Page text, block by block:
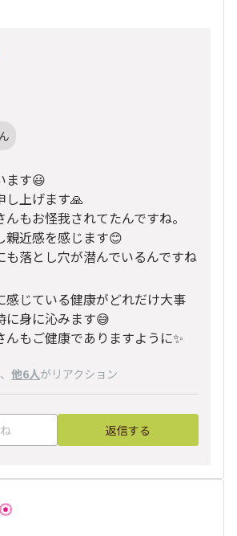
ます😃
し上げます🙏
もお怪我されてたんですね。
親近感を感じます😊
も落とし穴が潜んでいるんですね
感じている健康がどれだけ大事
に身に沁みます😅
んもご健康でありますように✨
、 他6人がリアクション
返信する